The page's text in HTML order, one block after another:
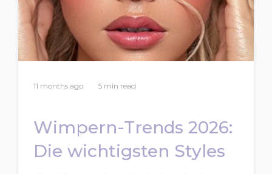
11 months ago 5 min read
Wimpern-Trends 2026:
Die wichtigsten Styles